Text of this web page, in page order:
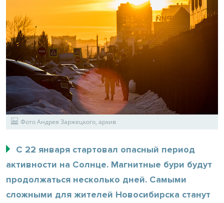
Фото Андрея Заржецкого, архив
С 22 января стартовал опасный период
активности на Солнце. Магнитные бури будут
продолжаться несколько дней. Самыми
сложными для жителей Новосибирска станут